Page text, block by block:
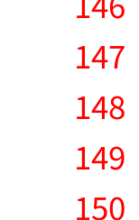
147
148
149
150